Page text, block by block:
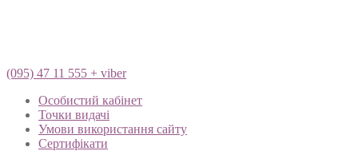
(095) 47 11 555 + viber
Особистий кабінет
Точки видачі
Умови використання сайту
Сертифікати